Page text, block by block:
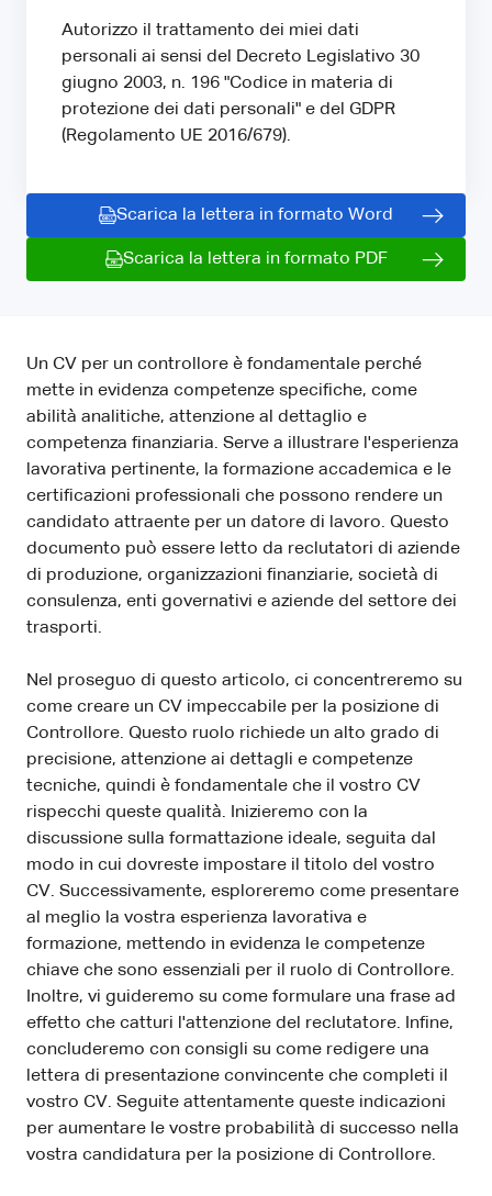
Autorizzo il trattamento dei miei dati
personali ai sensi del Decreto Legislativo 30
giugno 2003, n. 196 "Codice in materia di
protezione dei dati personali" e del GDPR
(Regolamento UE 2016/679).
Scarica la lettera in formato Word
Scarica la lettera in formato PDF
Un CV per un controllore è fondamentale perché
mette in evidenza competenze specifiche, come
abilità analitiche, attenzione al dettaglio e
competenza finanziaria. Serve a illustrare l'esperienza
lavorativa pertinente, la formazione accademica e le
certificazioni professionali che possono rendere un
candidato attraente per un datore di lavoro. Questo
documento può essere letto da reclutatori di aziende
di produzione, organizzazioni finanziarie, società di
consulenza, enti governativi e aziende del settore dei
trasporti.
Nel proseguo di questo articolo, ci concentreremo su
come creare un CV impeccabile per la posizione di
Controllore. Questo ruolo richiede un alto grado di
precisione, attenzione ai dettagli e competenze
tecniche, quindi è fondamentale che il vostro CV
rispecchi queste qualità. Inizieremo con la
discussione sulla formattazione ideale, seguita dal
modo in cui dovreste impostare il titolo del vostro
CV. Successivamente, esploreremo come presentare
al meglio la vostra esperienza lavorativa e
formazione, mettendo in evidenza le competenze
chiave che sono essenziali per il ruolo di Controllore.
Inoltre, vi guideremo su come formulare una frase ad
effetto che catturi l'attenzione del reclutatore. Infine,
concluderemo con consigli su come redigere una
lettera di presentazione convincente che completi il
vostro CV. Seguite attentamente queste indicazioni
per aumentare le vostre probabilità di successo nella
vostra candidatura per la posizione di Controllore.